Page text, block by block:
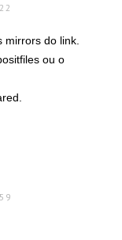
do link.
ou o